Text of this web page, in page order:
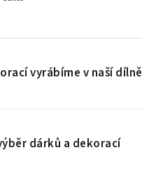
vyrábíme v naší dílně
dárků a dekorací